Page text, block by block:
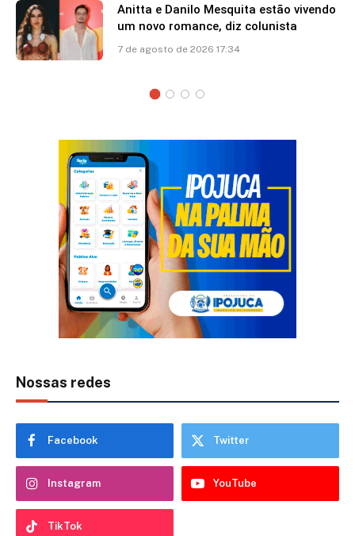
Anitta e Danilo Mesquita estão vivendo
um novo romance, diz colunista
7 de agosto de 2026 17:34
Nossas redes
Facebook Twitter
Instagram YouTube
TikTok